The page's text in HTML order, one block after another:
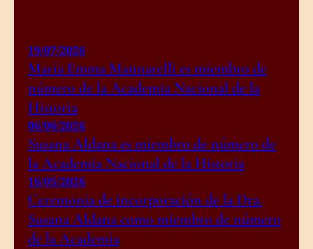
19/07/2026
María Emma Mannarelli es miembro de
número de la Academia Nacional de la
Historia
06/06/2026
Susana Aldana es miembro de número de
la Academia Nacional de la Historia
16/05/2026
Ceremonia de incorporación de la Dra.
Susana Aldana como miembro de número
de la Academia